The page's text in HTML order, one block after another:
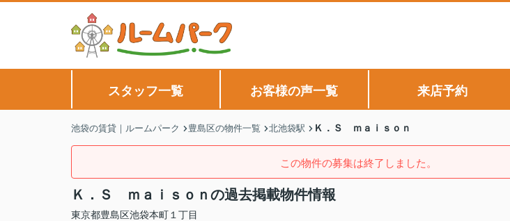
スタッフ一覧 お客様の声一覧 来店予約
池袋の賃貸｜ルームパーク 豊島区の物件一覧 北池袋駅 Ｋ．Ｓ ｍａｉｓｏｎ
この物件の募集は終了しました。
Ｋ．Ｓ ｍａｉｓｏｎの過去掲載物件情報
東京都豊島区池袋本町 １丁目